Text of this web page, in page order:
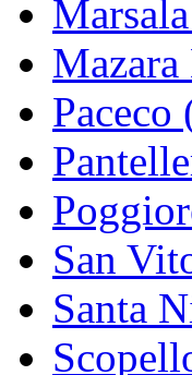
Paceco
San
Santa